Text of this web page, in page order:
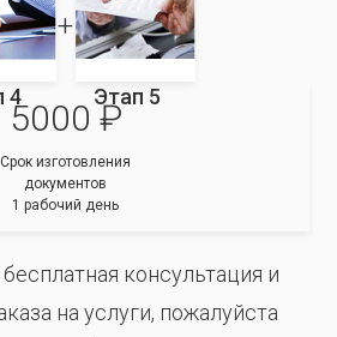
4 Этап 5
5000 ₽
Срок изготовления
документов
1 рабочий день
консультация и
на услуги, пожалуйста